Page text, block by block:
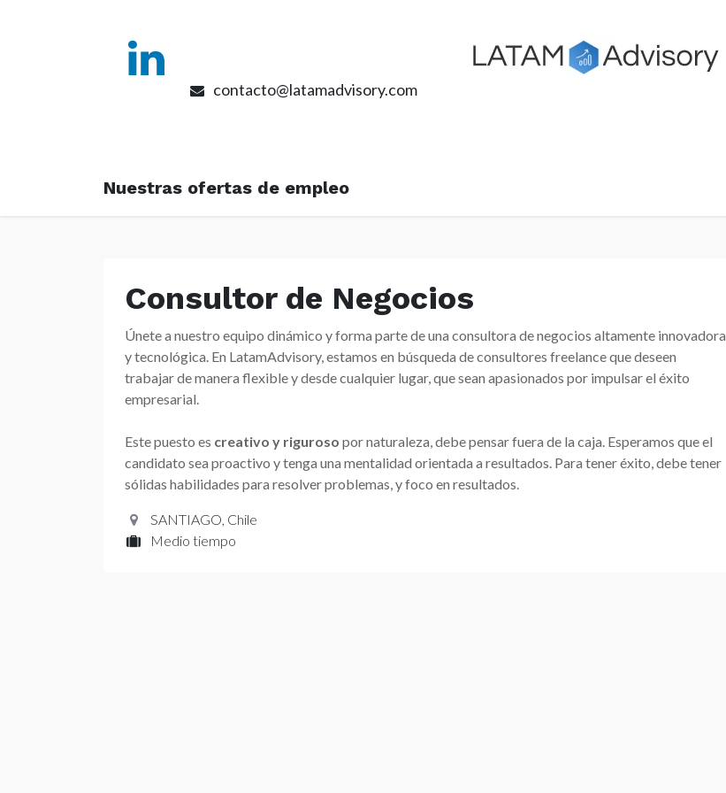
contacto@latamadvisory.com
Nuestras ofertas de empleo
Consultor de Negocios
Únete a nuestro equipo dinámico y forma parte de una consultora de negocios altamente innovadora
y tecnológica. En LatamAdvisory, estamos en búsqueda de consultores freelance que deseen
trabajar de manera flexible y desde cualquier lugar, que sean apasionados por impulsar el éxito
empresarial.
Este puesto es creativo y riguroso por naturaleza, debe pensar fuera de la caja. Esperamos que el
candidato sea proactivo y tenga una mentalidad orientada a resultados. Para tener éxito, debe tener
sólidas habilidades para resolver problemas, y foco en resultados.
SANTIAGO Chile
Medio tiempo